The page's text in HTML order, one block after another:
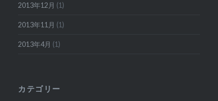
2013年12月 (1)
2013年11月 (1)
2013年4月 (1)
カテゴリー